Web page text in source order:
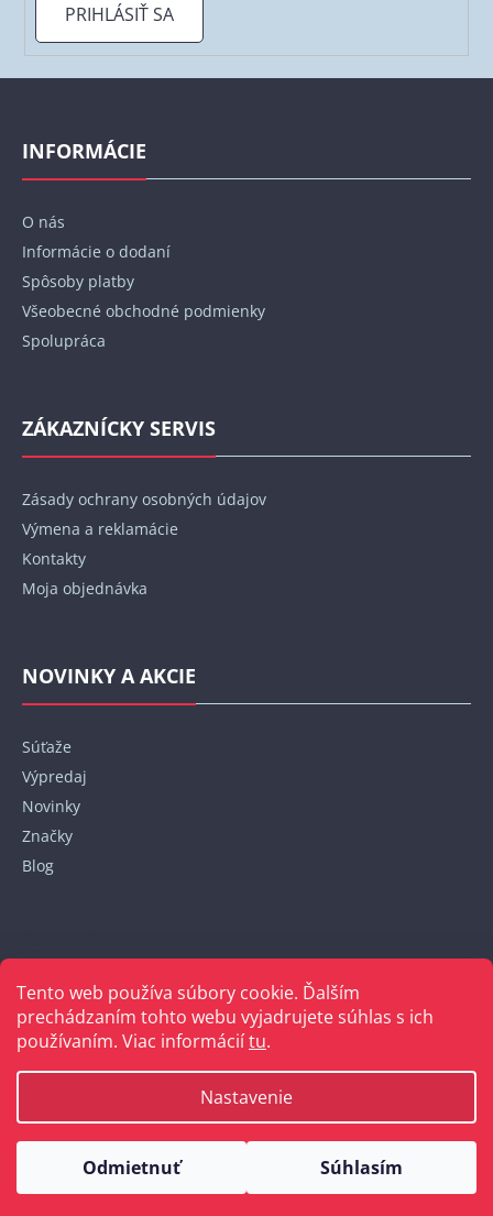
Tento web používa súbory cookie. Ďalším
prechádzaním tohto webu vyjadrujete súhlas s ich
používaním. Viac informáciítu.
Nastavenie
Odmietnuť Súhlasím
PRIHLÁSIŤ SA
Z
INFORMÁCIE
O nás
Informácie o dodaní
Spôsoby platby
Všeobecné obchodné podmienky
Spolupráca
ZÁKAZNÍCKY SERVIS
Zásady ochrany osobných údajov
Výmena a reklamácie
Kontakty
Moja objednávka
NOVINKY A AKCIE
Súťaže
Výpredaj
Novinky
Značky
Blog
+421 948 152 820
Copyright 2026Bellakabelky.sk
. Všetky práva vyhradené.
Upraviť nastavenie cookies